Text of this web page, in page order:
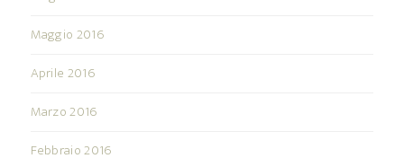
Maggio 2016
Aprile 2016
Marzo 2016
Febbraio 2016